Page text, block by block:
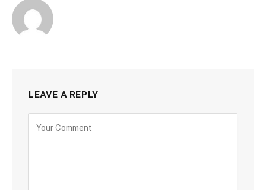
LEAVE A REPLY